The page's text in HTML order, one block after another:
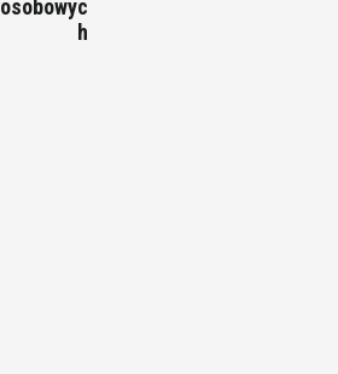
osobowyc
h